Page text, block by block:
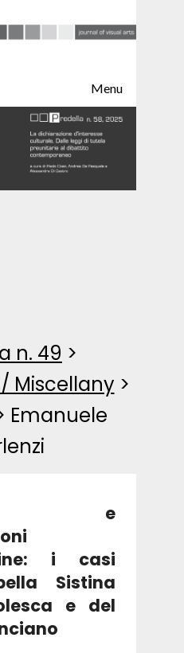
Menu
n. 49 >
Miscellany >
Emanuele
e
i casi
Sistina
e del